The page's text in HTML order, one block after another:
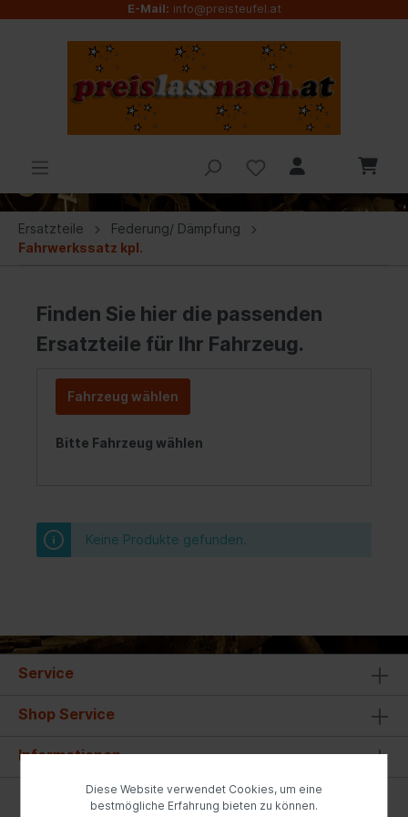
E-Mail: info@preisteufel.at
Ersatzteile
Federung/ Dämpfung
Fahrwerkssatz kpl.
Finden Sie hier die passenden
Ersatzteile für Ihr Fahrzeug.
Fahrzeug wählen
Bitte Fahrzeug wählen
Keine Produkte gefunden.
Service
Shop Service
Informationen
* Alle Preise inkl. gesetzl. Mehrwertsteuer zzgl.
Diese Website verwendet Cookies, um eine
bestmögliche Erfahrung bieten zu können.